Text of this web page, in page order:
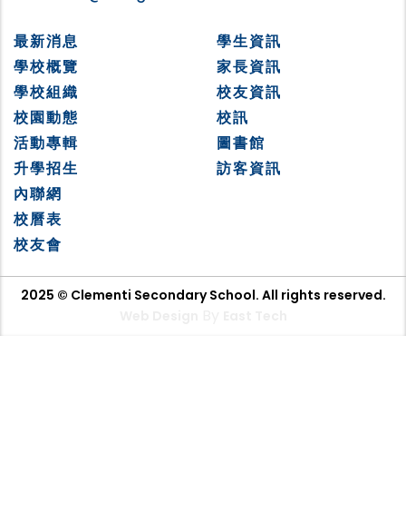
最新消息
學校概覽
學校組織
校園動態
活動專輯
升學招生
學生資訊
家長資訊
校友資訊
校訊
圖書館
訪客資訊
內聯網
校曆表
校友會
2025 © Clementi Secondary School. All rights reserved.